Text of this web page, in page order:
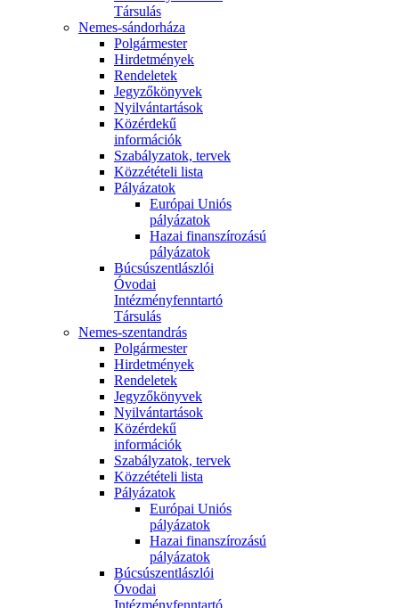
Társulás
Nemes-sándorháza
Polgármester
Hirdetmények
Rendeletek
Jegyzőkönyvek
Nyilvántartások
Közérdekű
információk
Szabályzatok, tervek
Közzétételi lista
Pályázatok
Európai Uniós
pályázatok
Hazai finanszírozású
pályázatok
Búcsúszentlászlói
Óvodai
Intézményfenntartó
Társulás
Nemes-szentandrás
Polgármester
Hirdetmények
Rendeletek
Jegyzőkönyvek
Nyilvántartások
Közérdekű
információk
Szabályzatok, tervek
Közzétételi lista
Pályázatok
Európai Uniós
pályázatok
Hazai finanszírozású
pályázatok
Búcsúszentlászlói
Óvodai
Intézményfenntartó